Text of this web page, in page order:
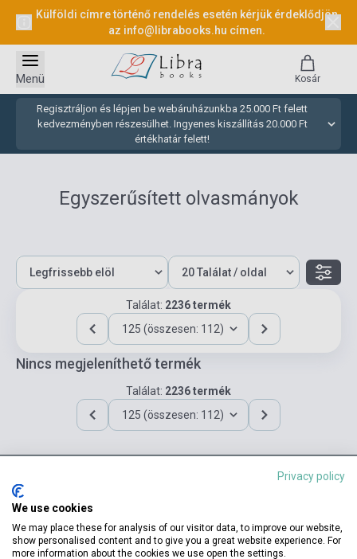
Külföldi címre történő rendelés esetén kérjük érdeklődjön
az info@librabooks.hu címen.
Regisztráljon és lépjen be webáruházunkba 25.000 Ft felett
kedvezményben részesülhet. Ingyenes kiszállítás 20.000 Ft
értékhatár felett!
Menü Kosár
Egyszerűsített olvasmányok
Találat: 2236 termék
125 (összesen: 112)
Nincs megjeleníthető termék
Találat: 2236 termék
125 (összesen: 112)
Elérhetőségeink
Privacy policy
We use cookies
We may place these for analysis of our visitor data, to improve our website,
show personalised content and to give you a great website experience. For
more information about the cookies we use open the settings.